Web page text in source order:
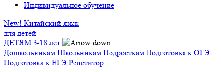
Индивидуальное обучение
New! Китайский язык
для детей
ДЕТЯМ 3-18 лет
Дошкольникам Школьникам Подросткам Подготовка к ОГЭ
Подготовка к ЕГЭ Репетитор